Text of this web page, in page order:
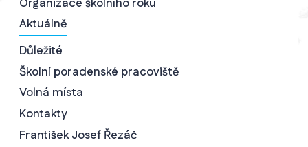
Aktuálně
Důležité
Školní poradenské pracoviště
Volná místa
Kontakty
František Josef Řezáč